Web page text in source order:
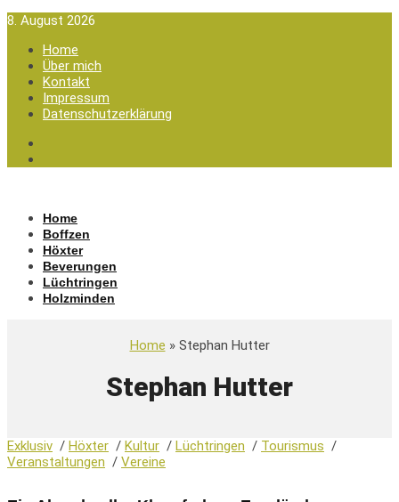
8. August 2026
Home
Über mich
Kontakt
Impressum
Datenschutzerklärung
Home
Boffzen
Höxter
Beverungen
Lüchtringen
Holzminden
Home » Stephan Hutter
Stephan Hutter
Exklusiv / Höxter / Kultur / Lüchtringen / Tourismus /
Veranstaltungen / Vereine